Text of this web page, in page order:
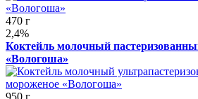
470 г
2,4%
Коктейль молочный
«Вологоша»
950 г